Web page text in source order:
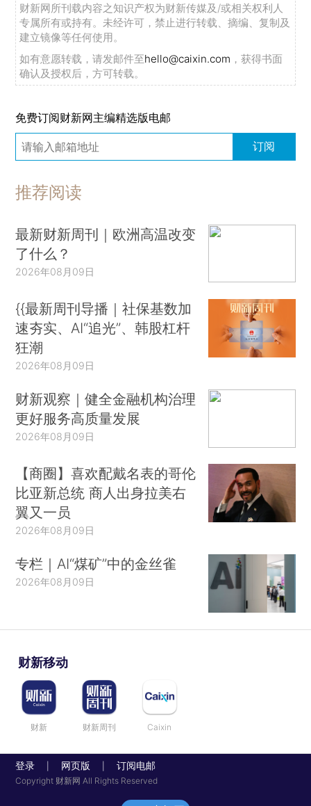
财新网所刊载内容之知识产权为财新传媒及/或相关权利人
专属所有或持有。未经许可，禁止进行转载、摘编、复制及
建立镜像等任何使用。
如有意愿转载，请发邮件至hello@caixin.com ，获得书面
确认及授权后，方可转载。
免费订阅财新网主编精选版电邮
订阅
推荐阅读
最新财新周刊｜欧洲高温改变
了什么？
2026年08月09日
{{最新周刊导播｜社保基数加
速夯实、AI“追光”、韩股杠杆
狂潮
2026年08月09日
财新观察｜健全金融机构治理
更好服务高质量发展
2026年08月09日
【商圈】喜欢配戴名表的哥伦
比亚新总统 商人出身拉美右
翼又一员
2026年08月09日
专栏｜AI“煤矿”中的金丝雀
2026年08月09日
财新移动
财新 财新周刊 Caixin
登录 网页版 订阅电邮
Copyright 财新网 All Rights Reserved